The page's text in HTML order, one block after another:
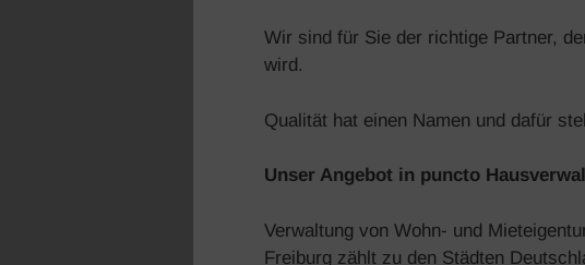
Wir sind für Sie der richtige Partner,
wird.
Qualität hat einen Namen und dafür
Unser Angebot in puncto
Verwaltung von Wohn- und
Freiburg zählt zu den Städten